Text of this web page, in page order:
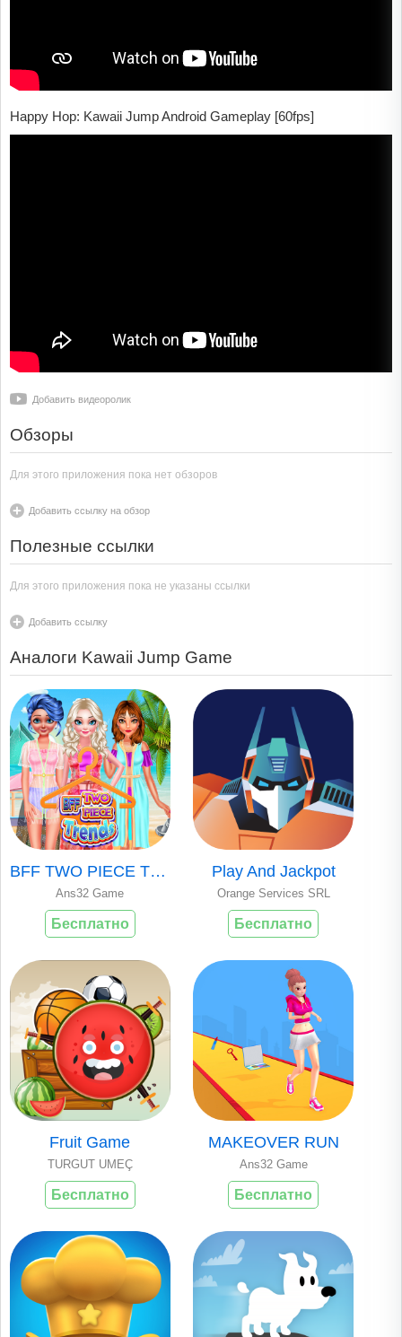
Happy Hop: Kawaii Jump Android Gameplay [60fps]
Добавить видеоролик
Обзоры
Для этого приложения пока нет обзоров
Добавить ссылку на обзор
Полезные ссылки
Для этого приложения пока не указаны ссылки
Добавить ссылку
Аналоги Kawaii Jump Game
BFF TWO PIECE TREN..
Ans32 Game
Бесплатно
Play And Jackpot
Orange Services SRL
Бесплатно
Fruit Game
TURGUT UMEÇ
Бесплатно
MAKEOVER RUN
Ans32 Game
Бесплатно